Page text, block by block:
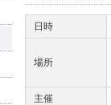
日時
場所
主催